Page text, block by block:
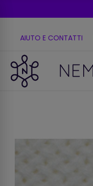
AIUTO E CONTATTI